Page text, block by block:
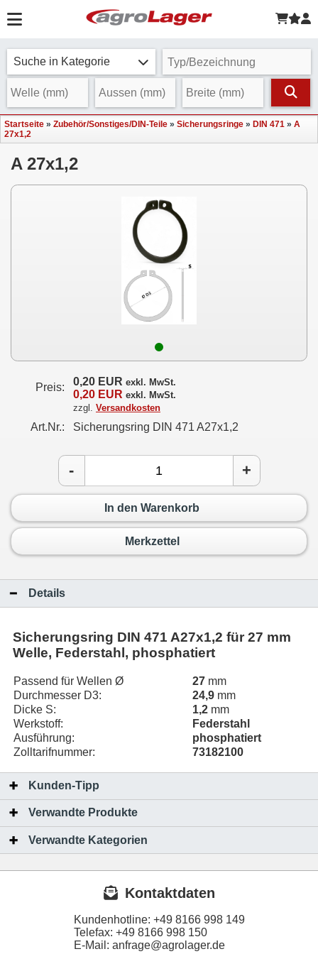
Suche in Kategorie
Startseite » Zubehör/Sonstiges/DIN-Teile » Sicherungsringe » DIN 471 » A
27x1,2
A 27x1,2
Preis: 0,20 EUR exkl. MwSt.
0,20 EUR exkl. MwSt.
zzgl. Versandkosten
Art.Nr.: Sicherungsring DIN 471 A27x1,2
- +
In den Warenkorb
Merkzettel
Details
Sicherungsring DIN 471 A27x1,2 für 27 mm
Welle, Federstahl, phosphatiert
Passend für Wellen Ø 27 mm
Durchmesser D3:
24,9 mm
Dicke S:
1,2 mm
Werkstoff:
Federstahl
Ausführung:
phosphatiert
Zolltarifnummer:
73182100
Kunden-Tipp
Verwandte Produkte
Verwandte Kategorien
Kontaktdaten
Kundenhotline: +49 8166 998 149
Telefax: +49 8166 998 150
E-Mail: anfrage@agrolager.de